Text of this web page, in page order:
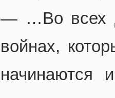
— …Во всех
войнах,
начинаются